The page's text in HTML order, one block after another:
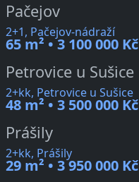
Pačejov
2+1, Pačejov-nádraží
65 m² • 3 100 000 Kč
Petrovice u Sušice
2+kk, Petrovice u Sušice
48 m² • 3 500 000 Kč
Prášily
2+kk, Prášily
29 m² • 3 950 000 Kč